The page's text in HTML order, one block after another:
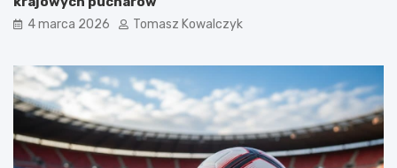
4 marca 2026 Tomasz Kowalczyk